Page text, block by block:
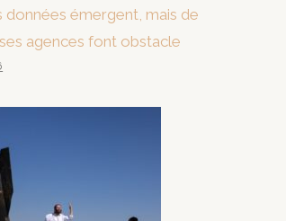
données émergent, mais de
agences font obstacle